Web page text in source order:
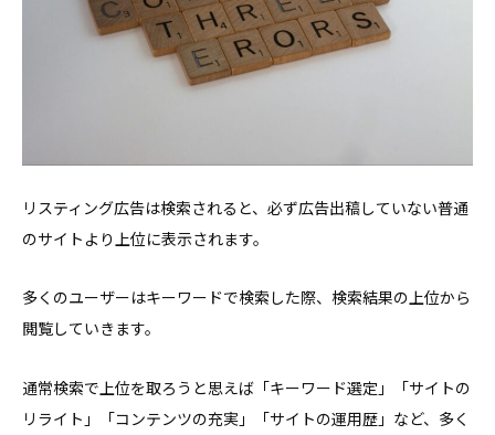
リスティング広告は検索されると、必ず広告出稿していない普通
のサイトより上位に表示されます。
多くのユーザーはキーワードで検索した際、検索結果の上位から
閲覧していきます。
通常検索で上位を取ろうと思えば「キーワード選定」「サイトの
リライト」「コンテンツの充実」「サイトの運用歴」など、多く